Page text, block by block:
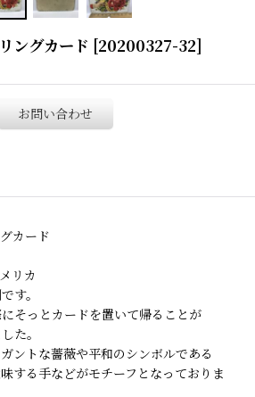
ングカード [20200327-32]
お問い合わせ
カード
リカ
す。
そっとカードを置いて帰ることが
た。
ントな薔薇や平和のシンボルである
する手などがモチーフとなっておりま